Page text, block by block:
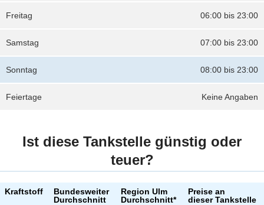
06:00 bis 23:00
Freitag
07:00 bis 23:00
Samstag
08:00 bis 23:00
Sonntag
Keine Angaben
Feiertage
Ist diese Tankstelle günstig oder
teuer?
Kraftstoff
Bundesweiter
Durchschnitt
Region Ulm
Durchschnitt*
Preise an
dieser Tankstelle